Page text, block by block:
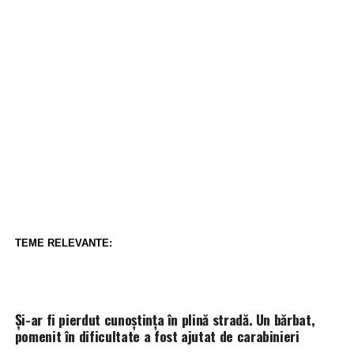
TEME RELEVANTE:
Și-ar fi pierdut cunoștința în plină stradă. Un bărbat,
pomenit în dificultate a fost ajutat de carabinieri